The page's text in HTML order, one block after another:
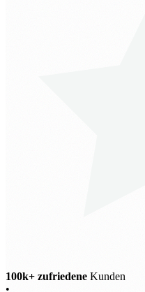
100k+ zufriedene Kunden
•